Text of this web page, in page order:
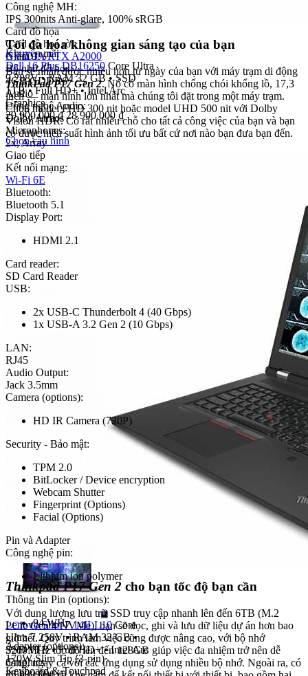
Tối đa hóa không gian sáng tạo của bạn
Bạn sẽ nhận được nhiều hơn từ ngày của bạn với máy trạm di động
ThinkPad P17 Gen 2. Nó có màn hình chống chói khổng lồ, 17,3
inch — màn hình lớn nhất mà chúng tôi đặt trong một máy trạm.
Chọn model FHD 300 nit hoặc model UHD 500 nit với Dolby
Vision HDR. Có rất nhiều chỗ cho tất cả công việc của bạn và bạn
có được hiệu suất hình ảnh tối ưu bất cứ nơi nào bạn đưa bạn đến.
Thinkpad P17 Gen 2 cho bạn tốc độ bạn cần
Với dung lượng lưu trữ SSD truy cập nhanh lên đến 6TB (M.2
PCIe Gen 4 NVMe), bạn sẽ đọc, ghi và lưu dữ liệu dự án hơn bao
giờ hết. Quy trình làm việc cũng được nâng cao, với bộ nhớ
3200MHz tốc độ lên đến 128GB giúp việc đa nhiệm trở nên dễ
dàng, ngay cả với các ứng dụng sử dụng nhiều bộ nhớ. Ngoài ra, có
Công nghệ MH:
IPS 300nits Anti-glare, 100% sRGB
Card đồ họa
Card đồ họa rời:
NVIDIA RTX A2000
Bộ nhớ đồ họa:
4GB GDDR6
Audio
Công nghệ Audio:
Dolby Atmos
Microphones:
2x, Array
Giao tiếp
Kết nối mạng:
Wi-Fi 6E
Bluetooth:
Bluetooth 5.1
Display Port:
HDMI 2.1
Card reader:
SD Card Reader
USB:
2x USB-C Thunderbolt 4 (40 Gbps)
1x USB-A 3.2 Gen 2 (10 Gbps)
LAN:
RJ45
Audio Output:
Jack 3.5mm
Camera (options):
HD IR Camera (720P)
Security - Bảo mật:
TPM 2.0
BitLocker / Device encryption
Webcam Shutter
Fingerprint (Options)
Facial (Options)
Pin và Adapter
Công nghệ pin:
Lithium ion polymer
Thông tin Pin (options):
94 WHr
Adapter (options):
170W Slim Tip (3-pin)
Keyboard & Touchpad
Giảm3%
Khuyến mãi
Dell 16 Plus DB16250 Core Ultra
9 288V •RAM 32 GB •SSD
1TB •Full HD+ •Intel Arc
Graphics
29.900.000 ₫ 28.900.000 ₫
Chọn cấu hình
255U •RAM 16 GB
•Full HD •Intel Graphic
22.900.000
Chọn cấu hình
Lenovo Legion 5 16IAX10 Core
Ultra 9 275HX •RAM 32 GB •
5060
44.990.000 ₫
Chọn cấu hình
Lenovo Slim 7 14ILL10 Core
Ultra 7 258V •RAM 32 GB •
SSD 1TB •Full HD+ •Intel Arc
Graphics